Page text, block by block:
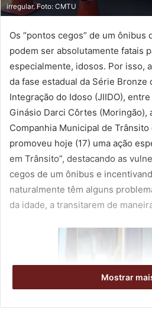
irregular. Foto: CMTU
Os “pontos cegos” de um
podem ser absolutamente fatais
especialmente, idosos. Por isso,
da fase estadual da Série Bronze
Integração do Idoso (JIIDO),
Ginásio Darci Côrtes (Moringão),
Companhia Municipal de Trânsito
promoveu hoje (17) uma ação
em Trânsito”, destacando as
cegos de um ônibus e
naturalmente têm alguns
da idade, a transitarem de
Mostrar